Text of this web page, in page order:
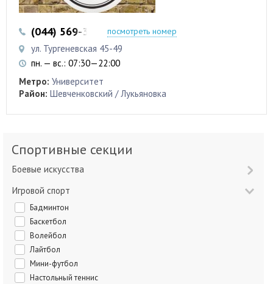
(044) 569-32-97 (044) 569-32-98
посмотреть номер
ул. Тургеневская 45-49
пн. — вс.: 07:30—22:00
Метро: Университет
Район: Шевченковский / Лукьяновка
Спортивные секции
Боевые искусства
Игровой спорт
Бадминтон
Баскетбол
Волейбол
Лайтбол
Мини-футбол
Настольный теннис